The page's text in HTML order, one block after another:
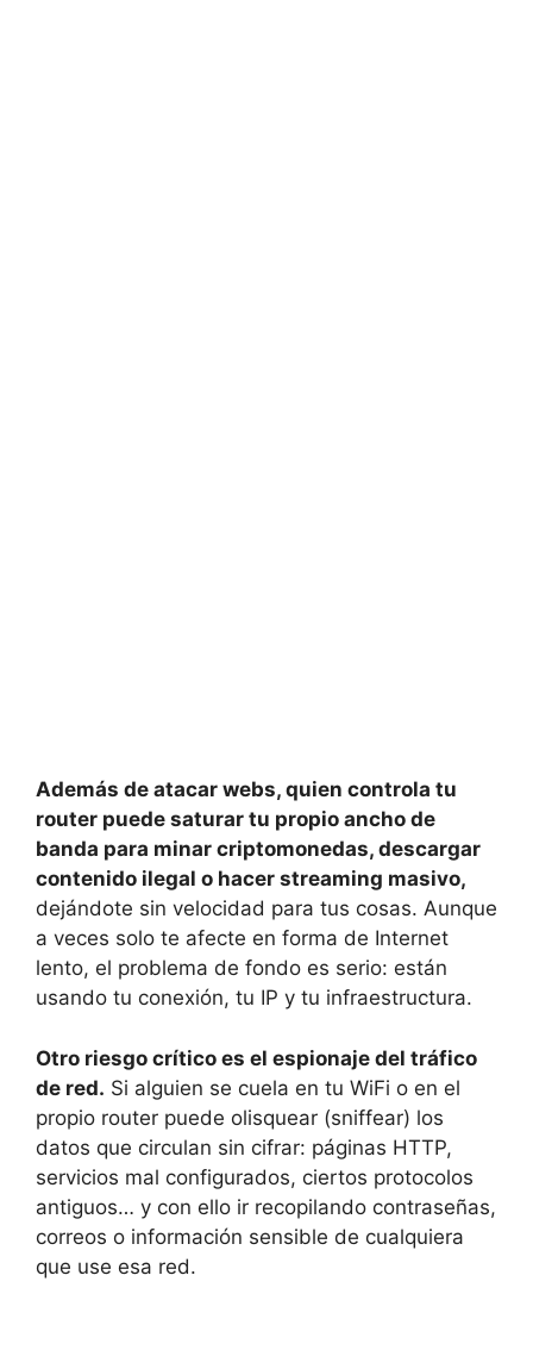
Además de atacar webs, quien controla tu
router puede saturar tu propio ancho de
banda para minar criptomonedas, descargar
contenido ilegal o hacer streaming masivo,
dejándote sin velocidad para tus cosas. Aunque
a veces solo te afecte en forma de Internet
lento, el problema de fondo es serio: están
usando tu conexión, tu IP y tu infraestructura.
Otro riesgo crítico es el espionaje del tráfico
de red. Si alguien se cuela en tu WiFi o en el
propio router puede olisquear (sniffear) los
datos que circulan sin cifrar: páginas HTTP,
servicios mal configurados, ciertos protocolos
antiguos… y con ello ir recopilando contraseñas,
correos o información sensible de cualquiera
que use esa red.